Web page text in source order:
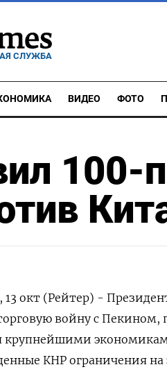
СЛУЖБА
ВИДЕО ФОТО
100-
окт (Рейтер) -
войну с
крупнейшими
КНР ограничения